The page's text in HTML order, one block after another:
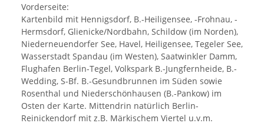
Vorderseite:
Kartenbild mit Hennigsdorf, B.-Heiligensee, -Frohnau, -
Hermsdorf, Glienicke/Nordbahn, Schildow (im Norden),
Niederneuendorfer See, Havel, Heiligensee, Tegeler See,
Wasserstadt Spandau (im Westen), Saatwinkler Damm,
Flughafen Berlin-Tegel, Volkspark B.-Jungfernheide, B.-
Wedding, S-Bf. B.-Gesundbrunnen im Süden sowie
Rosenthal und Niederschönhausen (B.-Pankow) im
Osten der Karte. Mittendrin natürlich Berlin-
Reinickendorf mit z.B. Märkischem Viertel u.v.m.